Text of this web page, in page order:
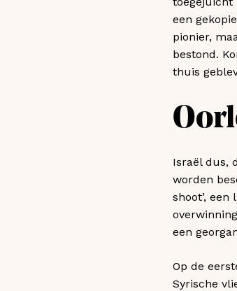
een
pionier,
bestond.
thuis
Israël dus,
worden
shoot’,
een
Op de
Syrische